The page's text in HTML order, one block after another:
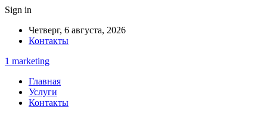
Sign in
Четверг, 6 августа, 2026
Контакты
1 marketing
Главная
Услуги
Контакты